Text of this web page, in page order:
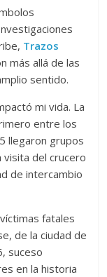
Trazos
más allá de las
sentido.
mi vida. La
entre los
llegaron grupos
del crucero
de intercambio
fatales
de la ciudad de
suceso
en la historia